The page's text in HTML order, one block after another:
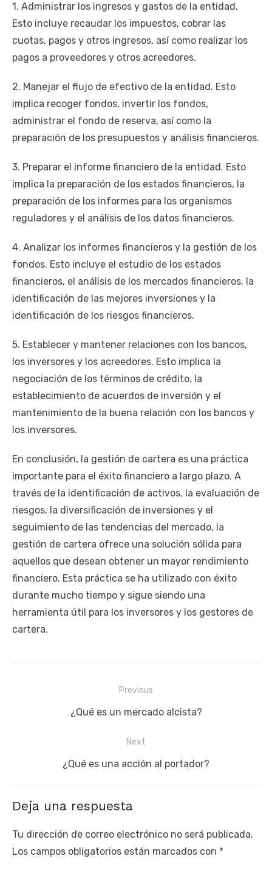
1. Administrar los ingresos y gastos de la entidad.
Esto incluye recaudar los impuestos, cobrar las
cuotas, pagos y otros ingresos, así como realizar los
pagos a proveedores y otros acreedores.
2. Manejar el flujo de efectivo de la entidad. Esto
implica recoger fondos, invertir los fondos,
administrar el fondo de reserva, así como la
preparación de los presupuestos y análisis financieros.
3. Preparar el informe financiero de la entidad. Esto
implica la preparación de los estados financieros, la
preparación de los informes para los organismos
reguladores y el análisis de los datos financieros.
4. Analizar los informes financieros y la gestión de los
fondos. Esto incluye el estudio de los estados
financieros, el análisis de los mercados financieros, la
identificación de las mejores inversiones y la
identificación de los riesgos financieros.
5. Establecer y mantener relaciones con los bancos,
los inversores y los acreedores. Esto implica la
negociación de los términos de crédito, la
establecimiento de acuerdos de inversión y el
mantenimiento de la buena relación con los bancos y
los inversores.
En conclusión, la gestión de cartera es una práctica
importante para el éxito financiero a largo plazo. A
través de la identificación de activos, la evaluación de
riesgos, la diversificación de inversiones y el
seguimiento de las tendencias del mercado, la
gestión de cartera ofrece una solución sólida para
aquellos que desean obtener un mayor rendimiento
financiero. Esta práctica se ha utilizado con éxito
durante mucho tiempo y sigue siendo una
herramienta útil para los inversores y los gestores de
cartera.
Previous
Previous
¿Qué es un mercado alcista?
Next
Next
¿Qué es una acción al portador?
Deja una respuesta
Tu dirección de correo electrónico no será publicada.
Los campos obligatorios están marcados con *